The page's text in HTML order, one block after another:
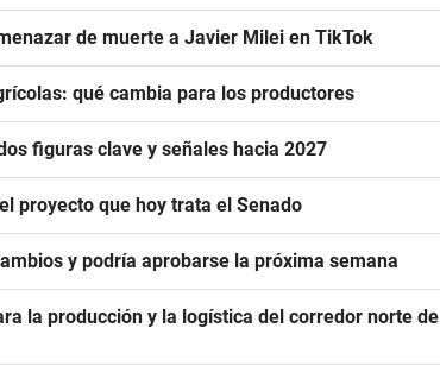
de muerte a Javier Milei en TikTok
qué cambia para los productores
figuras clave y señales hacia 2027
proyecto que hoy trata el Senado
y podría aprobarse la próxima semana
la producción y la logística del corredor norte de